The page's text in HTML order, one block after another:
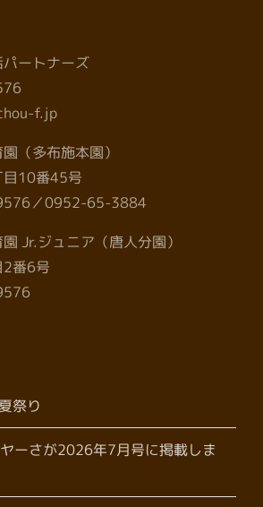
パートナーズ
f.jp
（多布施本園）
目10番45号
／0952-65-3884
Jr.ジュニア（唐人分園）
2番6号
祭り
ヤーさが2026年7月号に掲載しま